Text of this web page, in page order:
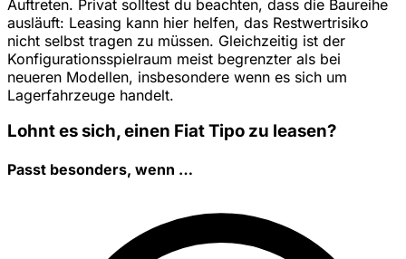
Auftreten. Privat solltest du beachten, dass die Baureihe
ausläuft: Leasing kann hier helfen, das Restwertrisiko
nicht selbst tragen zu müssen. Gleichzeitig ist der
Konfigurationsspielraum meist begrenzter als bei
neueren Modellen, insbesondere wenn es sich um
Lagerfahrzeuge handelt.
Lohnt es sich, einen Fiat Tipo zu leasen?
Passt besonders, wenn …